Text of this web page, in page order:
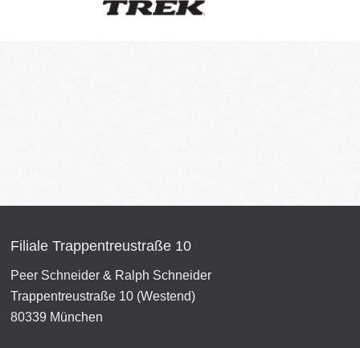
Filiale Trappentreustraße 10
Peer Schneider & Ralph Schneider
Trappentreustraße 10 (Westend)
80339 München